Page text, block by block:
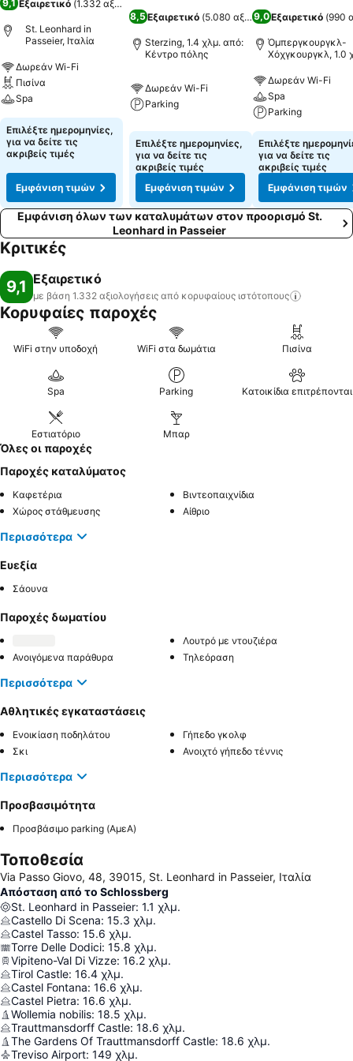
9,1 Εξαιρετικό (1.332 αξιολογήσεις
St. Leonhard in
Passeier, Ιταλία
Δωρεάν Wi-Fi
Πισίνα
Spa
Επιλέξτε ημερομηνίες,
για να δείτε τις
ακριβείς τιμές
Εμφάνιση τιμών
8,5Εξαιρετικό (5.080 αξιολογήσεις)
Sterzing, 1.4 χλμ. από:
Κέντρο πόλης
Δωρεάν Wi-Fi
Parking
Επιλέξτε ημερομηνίες,
για να δείτε τις
ακριβείς τιμές
Εμφάνιση τιμών
9,0Εξαιρετικό (990
Όμπεργκουργκλ-
Χόχγκουργκλ, 1.0
Δωρεάν Wi-Fi
Spa
Parking
Επιλέξτε
για να δείτε τις
ακριβείς τιμές
Εμφάνιση τιμών
Εμφάνιση όλων των καταλυμάτων στον προορισμό St.
Leonhard in Passeier
Κριτικές
9,1 Εξαιρετικό
με βάση 1.332 αξιολογήσεις από κορυφαίους ιστότοπους
Κορυφαίες παροχές
WiFi στην υποδοχή WiFi στα δωμάτια Πισίνα
Spa Parking Κατοικίδια επιτρέπονται
Εστιατόριο Μπαρ
Όλες οι παροχές
Παροχές καταλύματος
Καφετέρια
Βιντεοπαιχνίδια
Χώρος στάθμευσης
Αίθριο
Περισσότερα
Ευεξία
Σάουνα
Παροχές δωματίου
Λουτρό με ντουζιέρα
Ανοιγόμενα παράθυρα
Τηλεόραση
Περισσότερα
Αθλητικές εγκαταστάσεις
Ενοικίαση ποδηλάτου
Γήπεδο γκολφ
Σκι
Ανοιχτό γήπεδο τέννις
Περισσότερα
Προσβασιμότητα
Προσβάσιμο parking (ΑμεΑ)
Τοποθεσία
Via Passo Giovo, 48, 39015, St. Leonhard in Passeier, Ιταλία
Απόσταση από το Schlossberg
St. Leonhard in Passeier: 1.1 χλμ.
Castello Di Scena: 15.3 χλμ.
Castel Tasso: 15.6 χλμ.
Torre Delle Dodici: 15.8 χλμ.
Vipiteno-Val Di Vizze: 16.2 χλμ.
Tirol Castle: 16.4 χλμ.
Castel Fontana: 16.6 χλμ.
Castel Pietra: 16.6 χλμ.
Wollemia nobilis: 18.5 χλμ.
Trauttmansdorff Castle: 18.6 χλμ.
The Gardens Of Trauttmansdorff Castle: 18.6 χλμ.
Treviso Airport: 149 χλμ.